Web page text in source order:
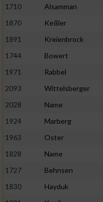
1710
Alsamman
1870
Keßler
1891
Kreienbrock
1744
Bowert
1971
Rabbel
2093
Wittelsberger
2028
Name
1924
Marberg
1963
Oster
1828
Name
1727
Behnsen
1830
Hayduk
personalisierter Werbung
von Inhalten
personalisierter Inhalte
Analyse von
verschiedenen Quellen